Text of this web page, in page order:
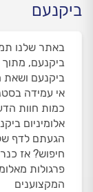
ביקנעם
ביקנעם ושאת
אי עמידה
כמות חוות
אלומיניום
הגעתם לדף של
חיפוש? אז
פרגולות
המקצוענים